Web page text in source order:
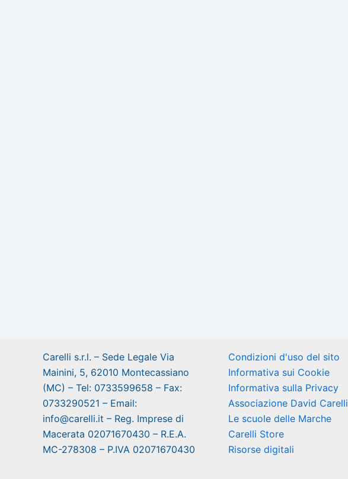
Carelli s.r.l. – Sede Legale Via
Mainini, 5, 62010 Montecassiano
(MC) – Tel: 0733599658 – Fax:
0733290521 – Email:
info@carelli.it – Reg. Imprese di
Macerata 02071670430 – R.E.A.
MC-278308 – P.IVA 02071670430
Condizioni d'uso del sito
Informativa sui Cookie
Informativa sulla Privacy
Associazione David Carelli
Le scuole delle Marche
Carelli Store
Risorse digitali